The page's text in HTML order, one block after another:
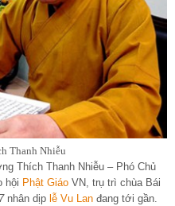
Thanh Nhiễu
Thích Thanh Nhiễu – Phó Chủ
hội Phật Giáo VN, trụ trì chùa Bái
nhân dịp lễ Vu Lan đang tới gần.